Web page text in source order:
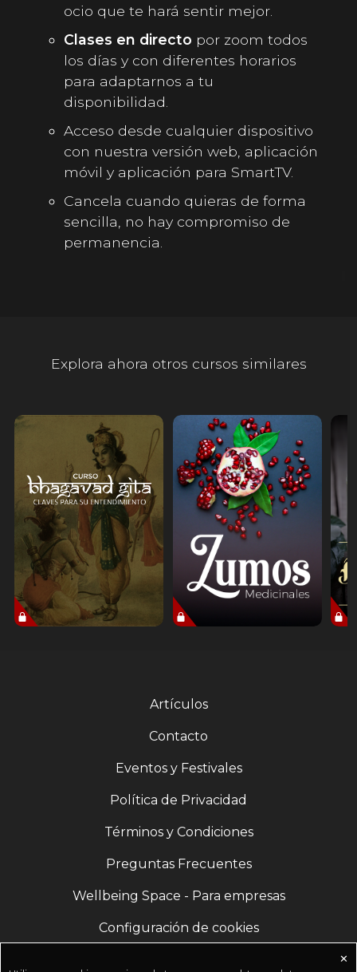
ocio que te hará sentir mejor.
Clases en directo por zoom todos
los días y con diferentes horarios
para adaptarnos a tu
disponibilidad.
Acceso desde cualquier dispositivo
con nuestra versión web, aplicación
móvil y aplicación para SmartTV.
Cancela cuando quieras de forma
sencilla, no hay compromiso de
permanencia.
Explora ahora otros cursos similares
Artículos
Contacto
Eventos y Festivales
Política de Privacidad
Términos y Condiciones
Preguntas Frecuentes
Wellbeing Space - Para empresas
Configuración de cookies
✕